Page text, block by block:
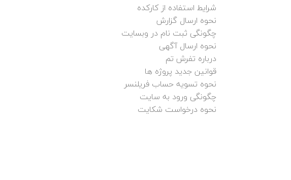
شرایط استفاده از کارکده
نحوه ارسال گزارش
چگونگی ثبت نام در وبسایت
نحوه ارسال آگهی
درباره تفرش تم
قوانین جدید پروژه ها
نحوه تسویه حساب فریلنسر
چگونگی ورود به سایت
نحوه درخواست شکایت